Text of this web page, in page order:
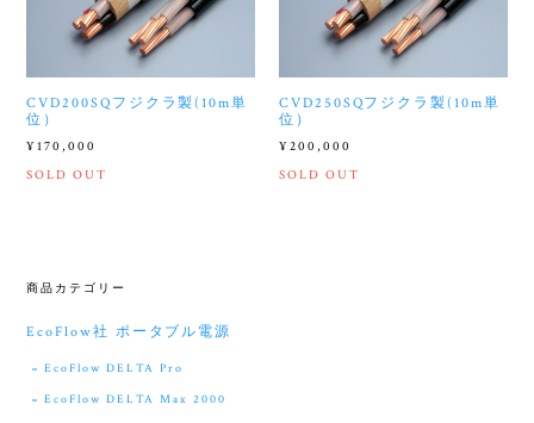
CVD200SQフジクラ製(10m単
位）
¥170,000
SOLD OUT
CVD250SQフジクラ製(10m単
位）
¥200,000
SOLD OUT
商品カテゴリー
EcoFlow社 ポータブル電源
EcoFlow DELTA Pro
EcoFlow DELTA Max 2000